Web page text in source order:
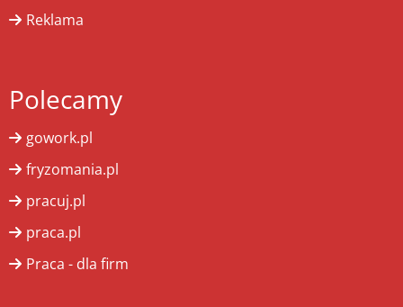
Reklama
Polecamy
gowork.pl
fryzomania.pl
pracuj.pl
praca.pl
Praca - dla firm